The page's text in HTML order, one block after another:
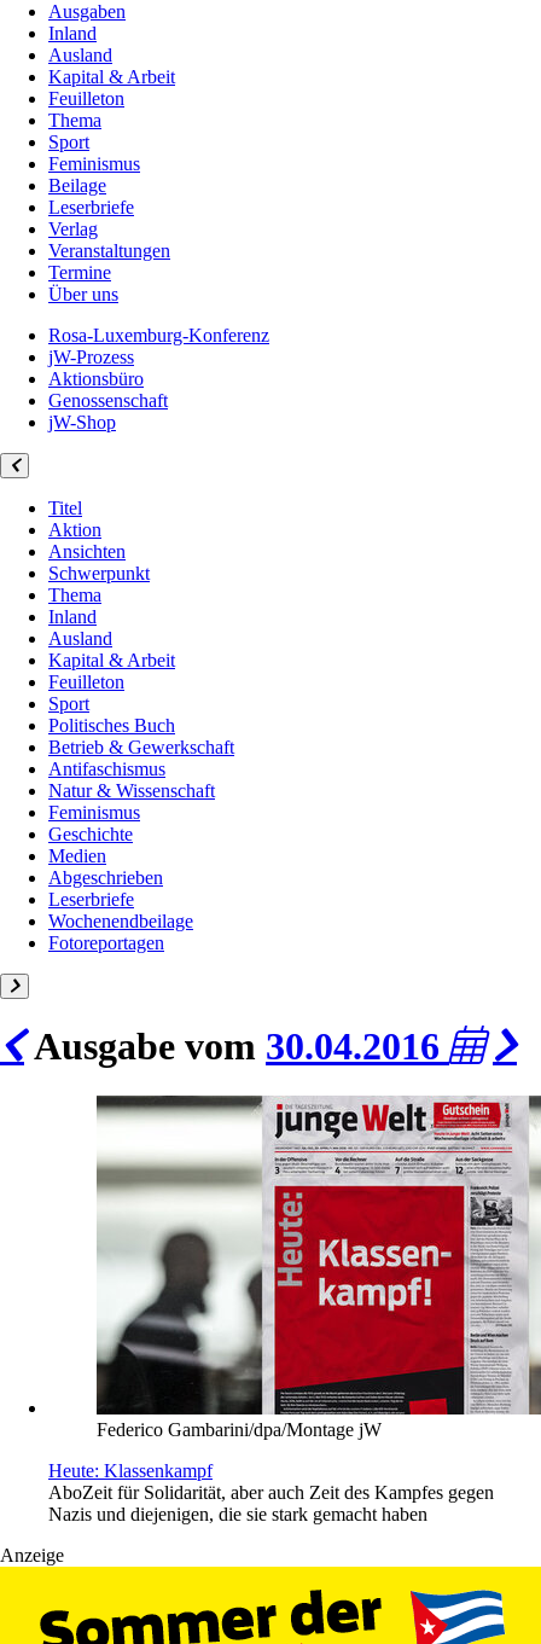
Ausgaben
Inland
Ausland
Kapital & Arbeit
Feuilleton
Thema
Sport
Feminismus
Beilage
Leserbriefe
Verlag
Veranstaltungen
Termine
Über uns
Rosa-Luxemburg-Konferenz
jW-Prozess
Aktionsbüro
Genossenschaft
jW-Shop
Titel
Aktion
Ansichten
Schwerpunkt
Thema
Inland
Ausland
Kapital & Arbeit
Feuilleton
Sport
Politisches Buch
Betrieb & Gewerkschaft
Antifaschismus
Natur & Wissenschaft
Feminismus
Geschichte
Medien
Abgeschrieben
Leserbriefe
Wochenendbeilage
Fotoreportagen
Ausgabe vom 30.04.2016
Federico Gambarini/dpa/Montage jW
Heute: Klassenkampf
AboZeit für Solidarität, aber auch Zeit des Kampfes gegen
Nazis und diejenigen, die sie stark gemacht haben
Anzeige